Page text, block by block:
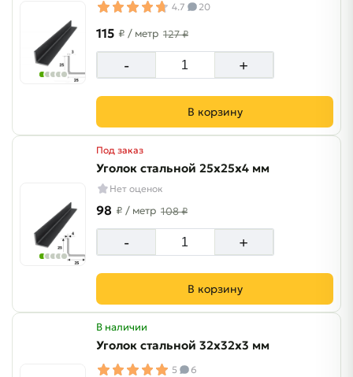
4.7 20
115 ₽ / метр 127 ₽
- +
В корзину
Под заказ
Уголок стальной 25х25х4 мм
Нет оценок
98 ₽ / метр 108 ₽
- +
В корзину
В наличии
Уголок стальной 32х32х3 мм
5 6